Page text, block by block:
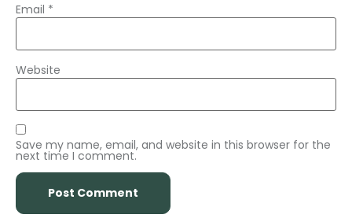
Email *
Website
Save my name, email, and website in this browser for the
next time I comment.